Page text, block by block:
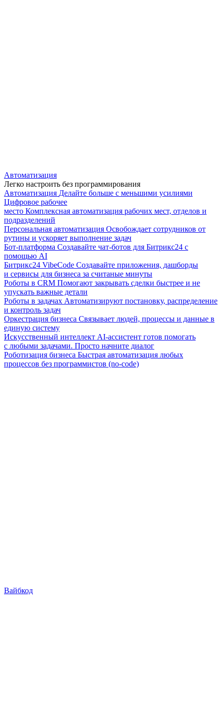
Автоматизация
Легко настроить без программирования
Автоматизация Делайте больше с меньшими усилиями
Цифровое рабочее
место Комплексная автоматизация рабочих мест, отделов и
подразделений
Персональная автоматизация Освобождает сотрудников от
рутины и ускоряет выполнение задач
Бот-платформа Создавайте чат-ботов для Битрикс24 с
помощью AI
Битрикс24 VibeCode Создавайте приложения, дашборды
и сервисы для бизнеса за считаные минуты
Роботы в CRM Помогают закрывать сделки быстрее и не
упускать важные детали
Роботы в задачах Автоматизируют постановку, распределение
и контроль задач
Оркестрация бизнеса Связывает людей, процессы и данные в
единую систему
Искусственный интеллект AI-ассистент готов помогать
с любыми задачами. Просто начните диалог
Роботизация бизнеса Быстрая автоматизация любых
процессов без программистов (no-code)
Вайбкод